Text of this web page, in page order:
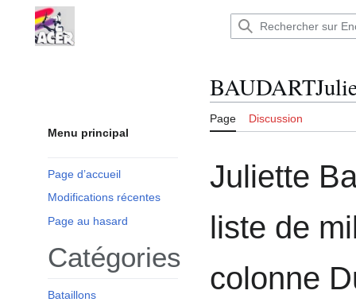
contenu
Encyclopédie : Brigades
Menu principal
Page d’accueil
Modifications récentes
Page au hasard
Catégories
Bataillons
Page Discussion
Juliette
liste de
colonne